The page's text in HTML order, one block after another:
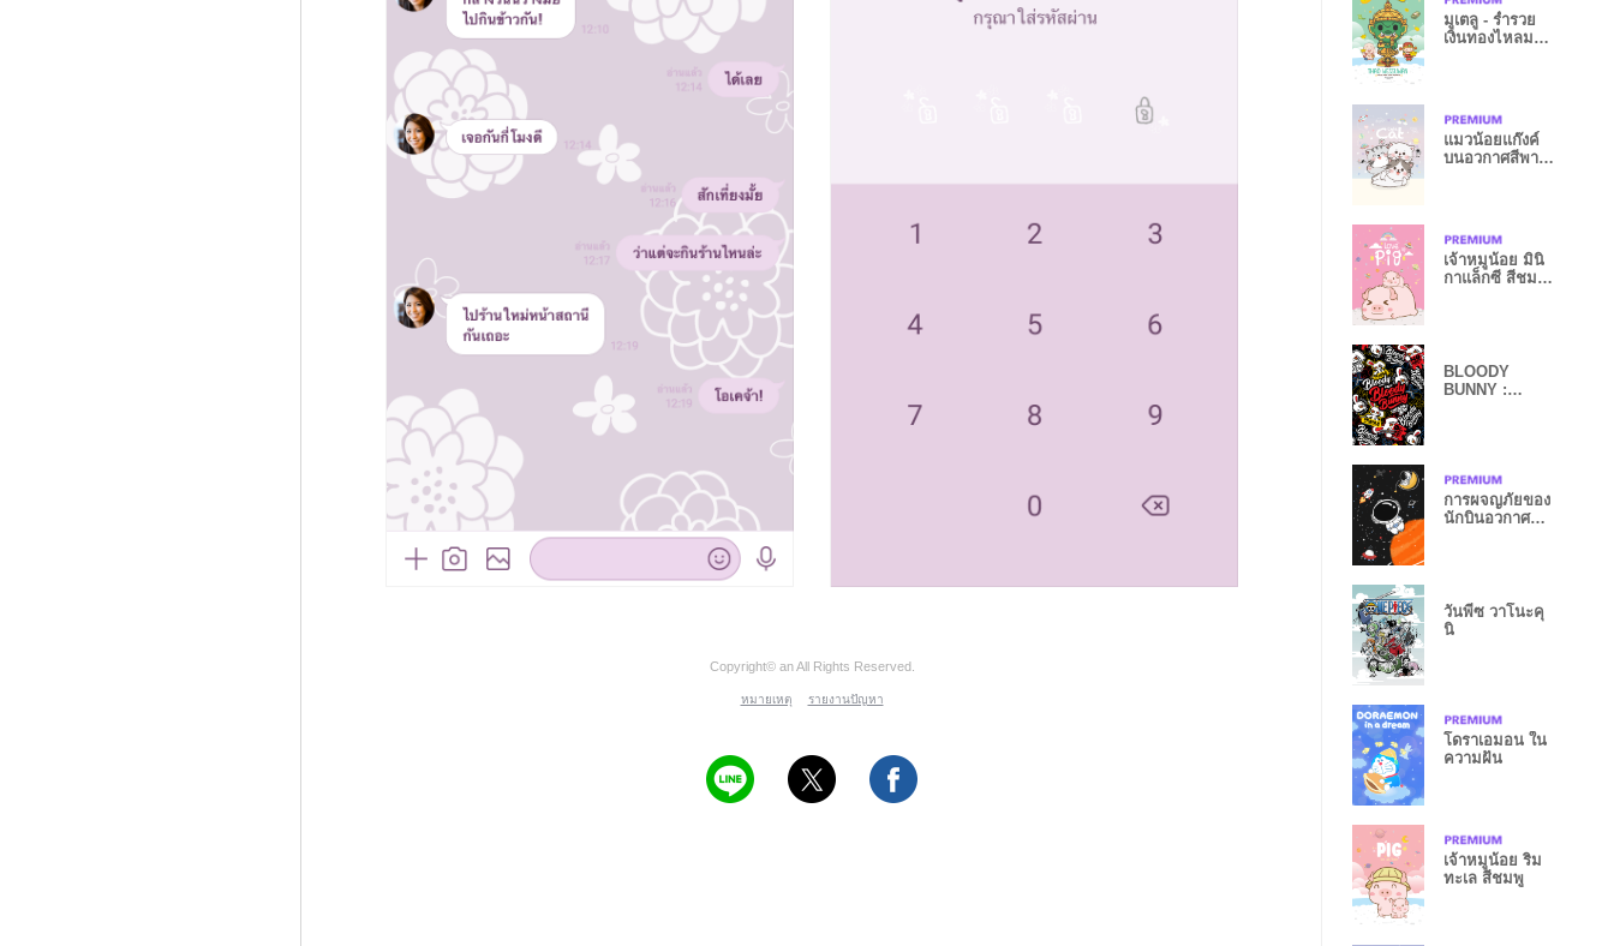
Copyright© an All Rights Reserved.
หมายเหตุ รายงานปัญหา
มูเตลู - ร่ำรวย
เงินทองไหลมา
แมวน้อยแก๊งค์
บนอวกาศสีพาส
เจ้าหมูน้อย มินิ
กาแล็กซี สีชมพู
BLOODY
BUNNY :
การผจญภัยของ
นักบินอวกาศ
วันพีซ วาโนะคุ
นิ
โดราเอมอน ใน
ความฝัน
เจ้าหมูน้อย ริม
ทะเล สีชมพู